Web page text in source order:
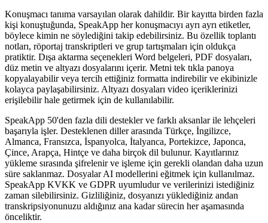
Konuşmacı tanıma varsayılan olarak dahildir. Bir kayıtta birden fazla
kişi konuştuğunda, SpeakApp her konuşmacıyı ayrı ayrı etiketler,
böylece kimin ne söylediğini takip edebilirsiniz. Bu özellik toplantı
notları, röportaj transkriptleri ve grup tartışmaları için oldukça
pratiktir. Dışa aktarma seçenekleri Word belgeleri, PDF dosyaları,
düz metin ve altyazı dosyalarını içerir. Metni tek tıkla panoya
kopyalayabilir veya tercih ettiğiniz formatta indirebilir ve ekibinizle
kolayca paylaşabilirsiniz. Altyazı dosyaları video içeriklerinizi
erişilebilir hale getirmek için de kullanılabilir.
SpeakApp 50'den fazla dili destekler ve farklı aksanlar ile lehçeleri
başarıyla işler. Desteklenen diller arasında Türkçe, İngilizce,
Almanca, Fransızca, İspanyolca, İtalyanca, Portekizce, Japonca,
Çince, Arapça, Hintçe ve daha birçok dil bulunur. Kayıtlarınız
yükleme sırasında şifrelenir ve işleme için gerekli olandan daha uzun
süre saklanmaz. Dosyalar AI modellerini eğitmek için kullanılmaz.
SpeakApp KVKK ve GDPR uyumludur ve verilerinizi istediğiniz
zaman silebilirsiniz. Gizliliğiniz, dosyanızı yüklediğiniz andan
transkripsiyonunuzu aldığınız ana kadar sürecin her aşamasında
önceliktir.